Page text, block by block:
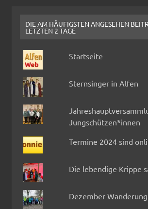
DIE AM HÄUFIGSTEN ANGESEHEN
LETZTEN 2 TAGE
Startseite
Sternsinger in Alfen
Jungschützen*innen
Termine 2024 sind
Die lebendige Krippe
Dezember Wanderung